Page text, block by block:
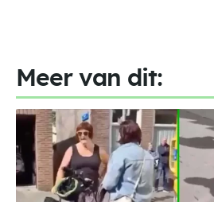
Meer van dit: